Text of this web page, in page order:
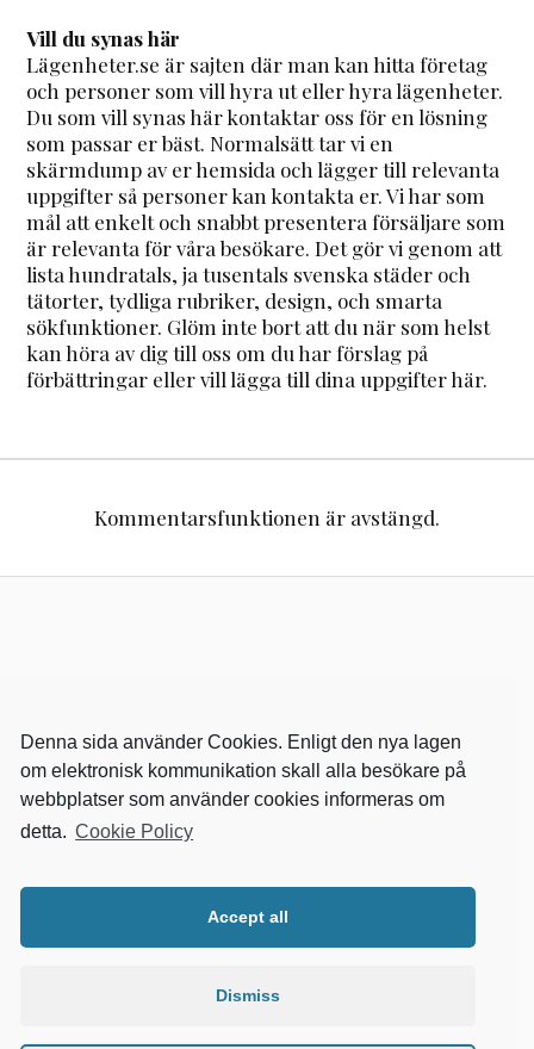
Vill du synas här
Lägenheter.se är sajten där man kan hitta företag
och personer som vill hyra ut eller hyra lägenheter.
Du som vill synas här kontaktar oss för en lösning
som passar er bäst. Normalsätt tar vi en
skärmdump av er hemsida och lägger till relevanta
uppgifter så personer kan kontakta er. Vi har som
mål att enkelt och snabbt presentera försäljare som
är relevanta för våra besökare. Det gör vi genom att
lista hundratals, ja tusentals svenska städer och
tätorter, tydliga rubriker, design, och smarta
sökfunktioner. Glöm inte bort att du när som helst
kan höra av dig till oss om du har förslag på
förbättringar eller vill lägga till dina uppgifter här.
Kommentarsfunktionen är avstängd.
Denna sida använder Cookies. Enligt den nya lagen
om elektronisk kommunikation skall alla besökare på
webbplatser som använder cookies informeras om
detta. Cookie Policy
Accept all
Dismiss